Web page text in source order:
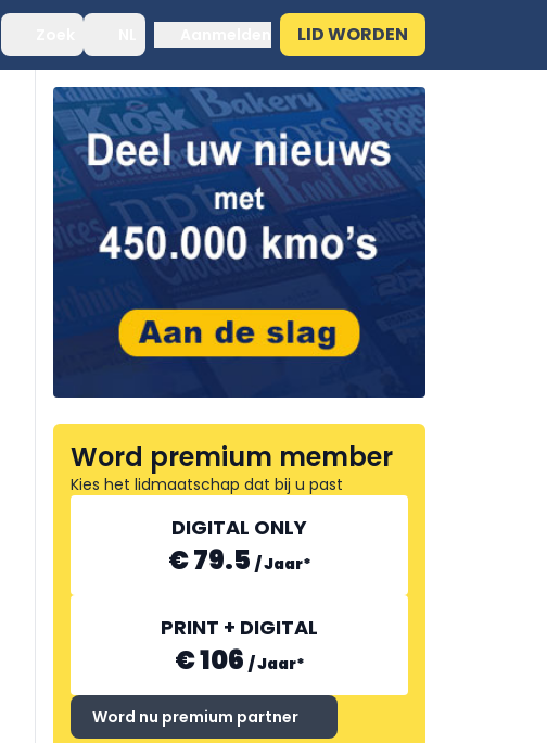
LID WORDEN
Word premium member
Kies het lidmaatschap dat bij u past
DIGITAL ONLY
€ 79.5 /Jaar*
PRINT + DIGITAL
€ 106 /Jaar*
Word nu premium partner